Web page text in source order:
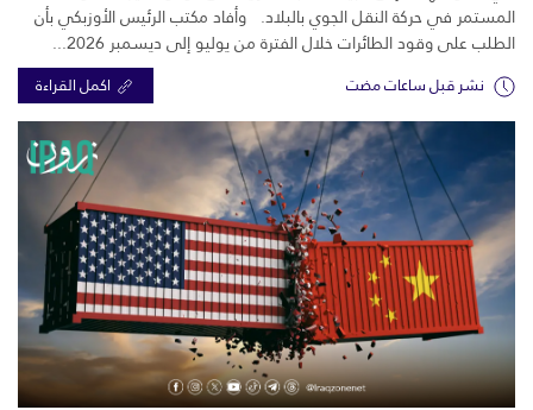
المستمر في حركة النقل الجوي بالبلاد. وأفاد مكتب الرئيس الأوزبكي بأن
الطلب على وقود الطائرات خلال الفترة من يوليو إلى ديسمبر 2026...
نشر قبل ساعات مضت اكمل القراءة